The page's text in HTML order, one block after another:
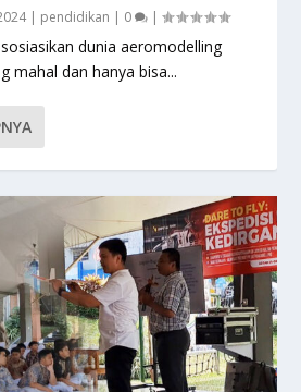
| pendidikan | 0 |
dunia aeromodelling
mahal dan hanya bisa...